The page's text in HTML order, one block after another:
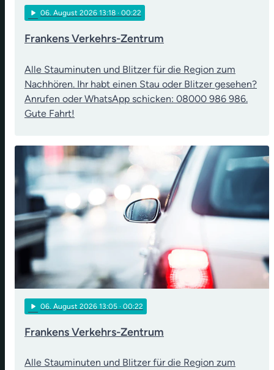
play_arrow 06. August 2026 13:18 · 00:22
Frankens Verkehrs-Zentrum
Alle Stauminuten und Blitzer für die Region zum
Nachhören. Ihr habt einen Stau oder Blitzer gesehen?
Anrufen oder WhatsApp schicken: 08000 986 986.
Gute Fahrt!
play_arrow 06 . August 2026 13:05 · 00:22
Frankens Verkehrs-Zentrum
Alle Stauminuten und Blitzer für die Region zum